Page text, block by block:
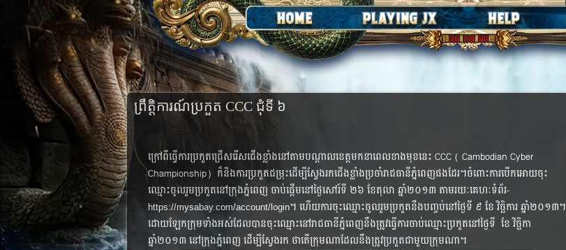
ព្រឹត្តិការណ៍ប្រកួត CCC ជុំទី ៦
ក្រៅពីធ្វើការប្រកួតជ្រើសរើសជើង​​ខ្លាំងនៅតាមបណ្តាលខេត្តមកនាពេលខាងមុខនេះ CCC ( Cambodian Cyber
Championship) ក៏​និង​ការ​ប្រកួត​ជម្រុះ​ដើម្បី​ស្វែង​រក​ជើង​ខ្លាំង​ប្រចាំ​រាជ​ធានី​ភ្នំពេញ​ផង​ដែរ​​។​ចំពោះការ​បើក​អោយ​ចុះ​
ឈ្មោះ​ចូលរួមប្រកួត​នៅ​ក្រុងភ្នំពេញ ចាប់ផ្តើម​​នៅ​ថ្ងៃ​សៅរ៍ទី ២៦ ខែតុលា ឆ្នាំ២០១៣​ តាម​រយៈ​គេហៈ​ទំព័រ​-
https://mysabay.com/account/login។​ ​ហើយ​ការ​ចុះ​ឈ្មោះ​ចូល​រួម​ប្រកួត​នឹង​បញ្ចប់​នៅ​ថ្ងៃទី​ ៩ ខែ វិច្ឆិការ ឆ្នាំ២០១៣។
ដោយ​ឡែក​ក្រុម​​ទាំង​​អស់​​ដែល​បាន​ចុះ​ឈ្មោះ​នៅ​​​រាជធានី​ភ្នំពេញ​នឹង​​ត្រូវ​​ធ្វើ​​ការ​​ចាប់​​ឈ្មោះ​ប្រកួត​​នៅ​​ថ្ងៃ​​ទី​ ខែ វិច្ឆិកា
ឆ្នាំ២០១៣ នៅ​ក្រុង​ភ្នំពេញ​ ដើម្បី​​ស្វែង​​រក​​ ថា​​តើ​​ក្រុម​ណា​ដែល​នឹង​ត្រូវ​ប្រកួត​ជា​មួយ​ក្រុម​ណា​។